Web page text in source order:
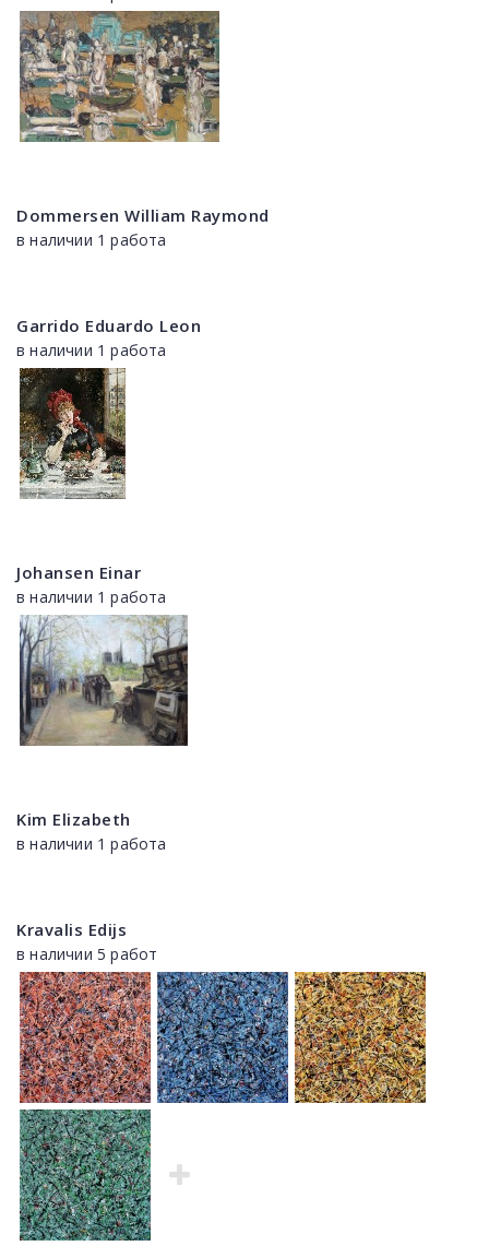
Dommersen William Raymond
в наличии 1 работа
Garrido Eduardo Leon
в наличии 1 работа
Johansen Einar
в наличии 1 работа
Kim Elizabeth
в наличии 1 работа
Kravalis Edijs
в наличии 5 работ